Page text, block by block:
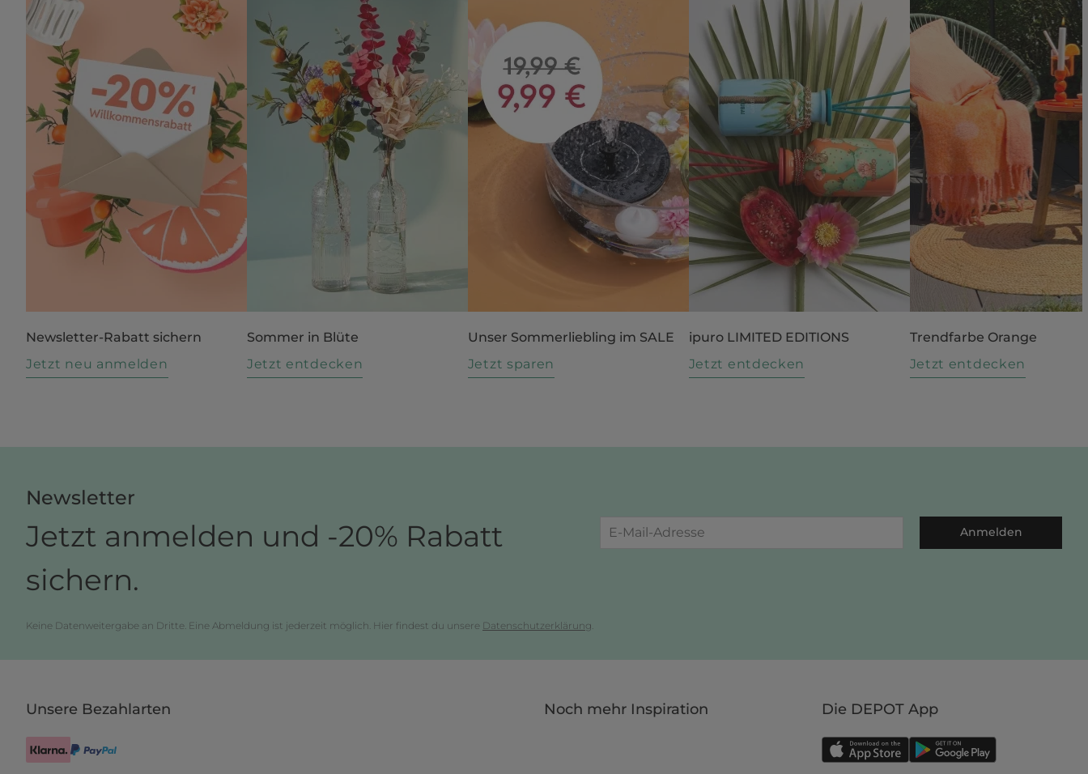
Newsletter-Rabatt sichern
Jetzt neu anmelden
Sommer in Blüte
Jetzt entdecken
Unser Sommerliebling im SALE
Jetzt sparen
ipuro LIMITED EDITIONS
Jetzt entdecken
Trendfarbe Orange
Jetzt entdecken
Newsletter
Jetzt anmelden und -20% Rabatt
sichern.
Anmelden
Keine Datenweitergabe an Dritte. Eine Abmeldung ist jederzeit möglich. Hier findest du unsere Datenschutzerklärung.
Unsere Bezahlarten Noch mehr Inspiration Die DEPOT App